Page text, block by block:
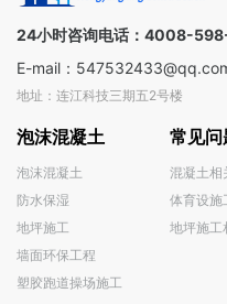
24小时咨询电话：4008-
E-mail：
地址：连江科技三期五2号楼
泡沫混凝土
泡沫混凝土
防水保湿
地坪施工
墙面环保工程
塑胶跑道操场施工
常见问
混凝土相
体育设施
地坪施工